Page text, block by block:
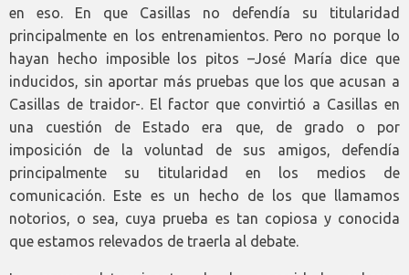
en eso. En que Casillas no defendía su titularidad
principalmente en los entrenamientos. Pero no porque lo
hayan hecho imposible los pitos –José María dice que
inducidos, sin aportar más pruebas que los que acusan a
Casillas de traidor-. El factor que convirtió a Casillas en
una cuestión de Estado era que, de grado o por
imposición de la voluntad de sus amigos, defendía
principalmente su titularidad en los medios de
comunicación. Este es un hecho de los que llamamos
notorios, o sea, cuya prueba es tan copiosa y conocida
que estamos relevados de traerla al debate.